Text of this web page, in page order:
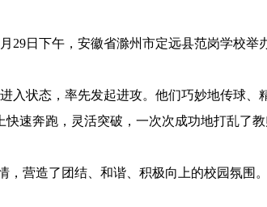
29日下午，安徽省滁州市定远县范岗学校
状态，率先发起进攻。他们巧妙地传球
速奔跑，灵活突破，一次次成功地打乱了
营造了团结、和谐、积极向上的校园氛围。